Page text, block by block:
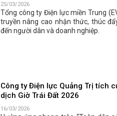
25/03/2026
Tổng công ty Điện lực miền Trung
truyền nâng cao nhận thức, thúc
đến người dân và doanh nghiệp.
Công ty Điện lực Quảng Trị tích
dịch Giờ Trái Đất 2026
16/03/2026